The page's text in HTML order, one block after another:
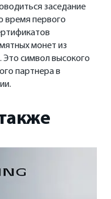
заседание
время первого
монет из
символ высокого
партнера в